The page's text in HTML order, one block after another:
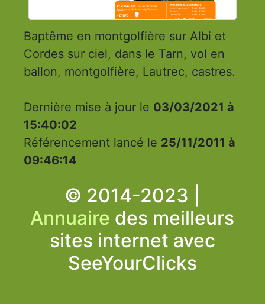
Baptême en montgolfière sur Albi et
Cordes sur ciel, dans le Tarn, vol en
ballon, montgolfière, Lautrec, castres.
Dernière mise à jour le 03/03/2021 à
15:40:02
Référencement lancé le 25/11/2011 à
09:46:14
© 2014-2023 |
Annuaire des meilleurs
sites internet avec
SeeYourClicks